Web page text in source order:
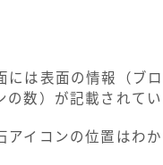
には表面の情報（ブロ
の数）が記載されてい
アイコンの位置はわか